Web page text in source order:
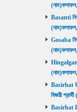
Basanti
Gosaba
Hingalganj
Basirhat
বিজয়ী
Basirhat